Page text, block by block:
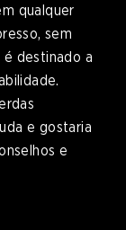
qualquer
sem
destinado a
e gostaria
e